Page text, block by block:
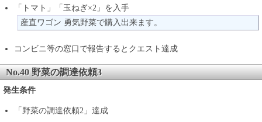
「トマト」「玉ねぎ×2」を入手
産直ワゴン 勇気野菜で購入出来ます。
コンビニ等の窓口で報告するとクエスト達成
No.40 野菜の調達依頼3
発生条件
「野菜の調達依頼2」達成